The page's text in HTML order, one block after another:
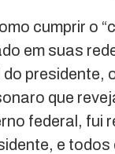
cumprir o
em suas
presidente,
que
federal, fui
e